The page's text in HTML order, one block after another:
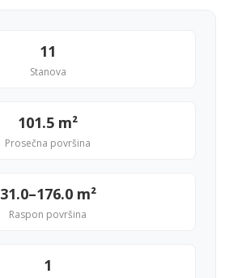
11
Stanova
101.5 m²
Prosečna površina
31.0–176.0 m²
Raspon površina
1